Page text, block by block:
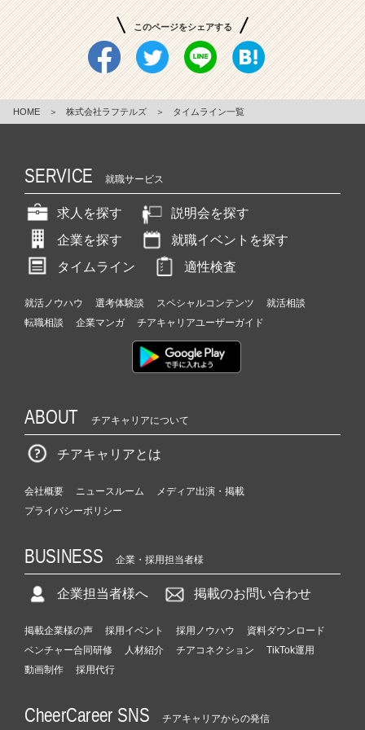
このページをシェアする
HOME ＞ 株式会社ラフテルズ ＞ タイムライン一覧
SERVICE 就職サービス
求人を探す
説明会を探す
企業を探す
就職イベントを探す
タイムライン
適性検査
就活ノウハウ 選考体験談 スペシャルコンテンツ
就活相談
転職相談
企業マンガ チアキャリアユーザーガイド
ABOUT チアキャリアについて
チアキャリアとは
会社概要 ニュースルーム
メディア出演・掲載
プライバシーポリシー
BUSINESS 企業・採用担当者様
企業担当者様へ 掲載のお問い合わせ
掲載企業様の声 採用イベント 採用ノウハウ
資料ダウンロード
ベンチャー合同研修
人材紹介 チアコネクション
TikTok運用
動画制作
採用代行
CheerCareer SNS チアキャリアからの発信